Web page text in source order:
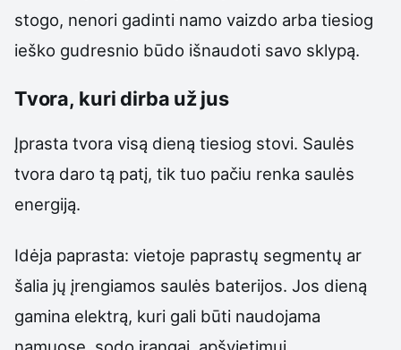
stogo, nenori gadinti namo vaizdo arba tiesiog
ieško gudresnio būdo išnaudoti savo sklypą.
Tvora, kuri dirba už jus
Įprasta tvora visą dieną tiesiog stovi. Saulės
tvora daro tą patį, tik tuo pačiu renka saulės
energiją.
Idėja paprasta: vietoje paprastų segmentų ar
šalia jų įrengiamos saulės baterijos. Jos dieną
gamina elektrą, kuri gali būti naudojama